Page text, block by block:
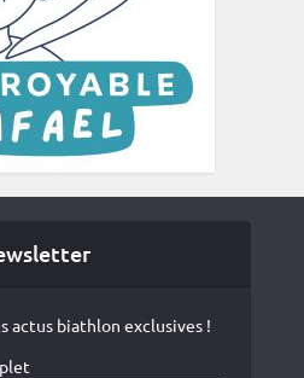
actus biathlon exclusives !